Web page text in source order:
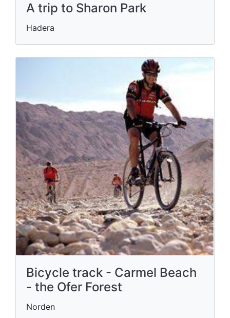
A trip to Sharon Park
Hadera
Bicycle track - Carmel Beach
- the Ofer Forest
Norden